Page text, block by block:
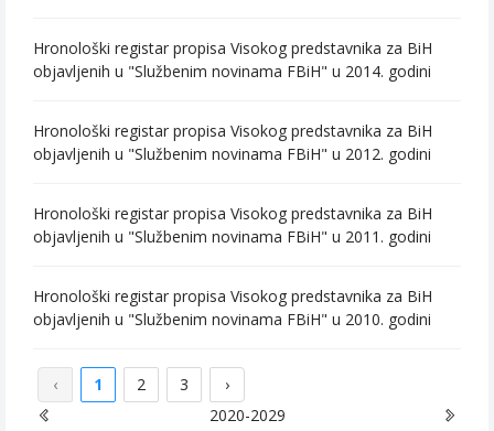
Hronološki registar propisa Visokog predstavnika za BiH
objavljenih u "Službenim novinama FBiH" u 2014. godini
Hronološki registar propisa Visokog predstavnika za BiH
objavljenih u "Službenim novinama FBiH" u 2012. godini
Hronološki registar propisa Visokog predstavnika za BiH
objavljenih u "Službenim novinama FBiH" u 2011. godini
Hronološki registar propisa Visokog predstavnika za BiH
objavljenih u "Službenim novinama FBiH" u 2010. godini
‹ 1 2 3
›
2020-2029